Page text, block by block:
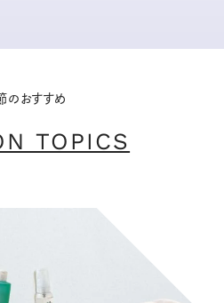
のおすすめ
TOPICS